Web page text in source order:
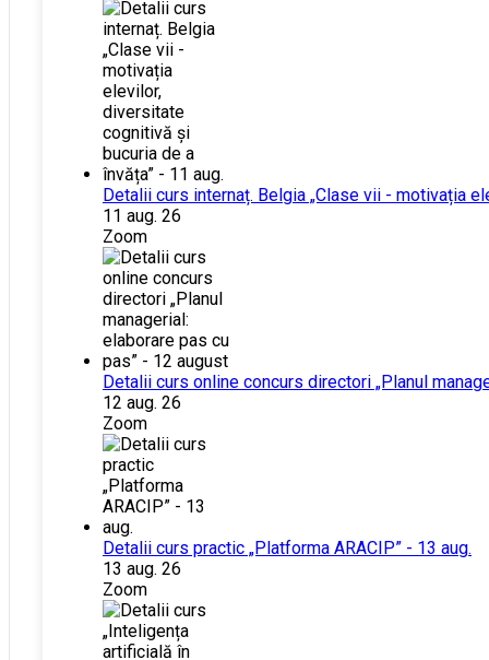
Detalii curs internaț. Belgia „Clase vii - motivația
11 aug. 26
Zoom
Detalii curs online concurs directori „Planul
12 aug. 26
Zoom
Detalii curs practic „Platforma ARACIP” - 13 aug.
13 aug. 26
Zoom